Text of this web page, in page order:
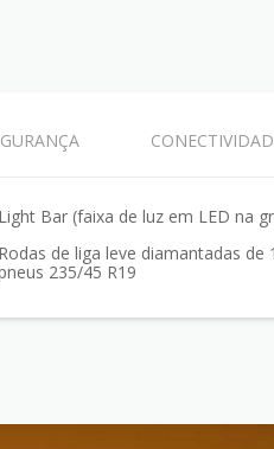
Light Bar (faixa de luz em LED na
Rodas de liga leve diamantadas de
235/45 R19